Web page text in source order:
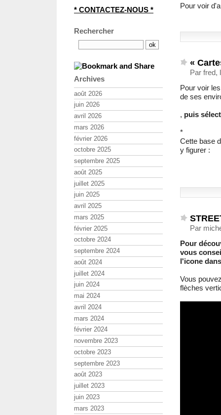
Pour voir
«
Par fred,
Pour voir
de ses
, puis
*
Cette base
y figurer :
Par
Pour
vous
l'icone
Vous
flèches
* CONTACTEZ-NOUS *
Rechercher
Archives
août 2026
juin 2026
avril 2026
mars 2026
février 2026
octobre 2025
septembre 2025
août 2025
juillet 2025
juin 2025
avril 2025
mars 2025
février 2025
octobre 2024
septembre 2024
août 2024
juillet 2024
juin 2024
mai 2024
avril 2024
mars 2024
février 2024
novembre 2023
octobre 2023
septembre 2023
août 2023
juillet 2023
juin 2023
mars 2023